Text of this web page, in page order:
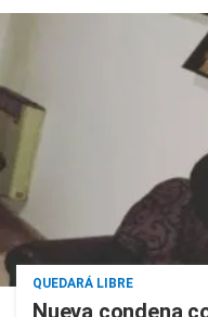
QUEDARÁ LIBRE
Nueva condena